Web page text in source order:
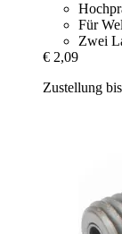
Für
Zwei
€ 2,09
Zustellung